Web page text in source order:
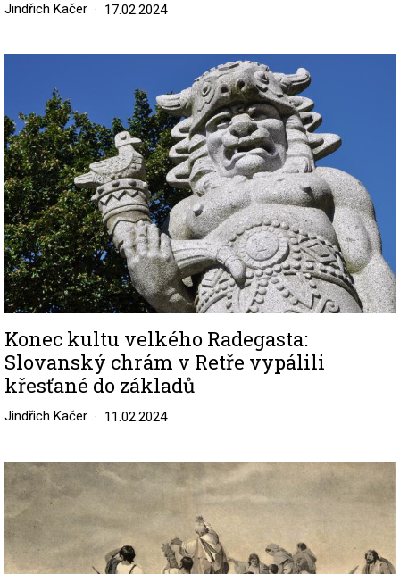
Jindřich Kačer 17.02.2024
Konec kultu velkého Radegasta:
Slovanský chrám v Retře vypálili
křesťané do základů
Jindřich Kačer 11.02.2024
Image